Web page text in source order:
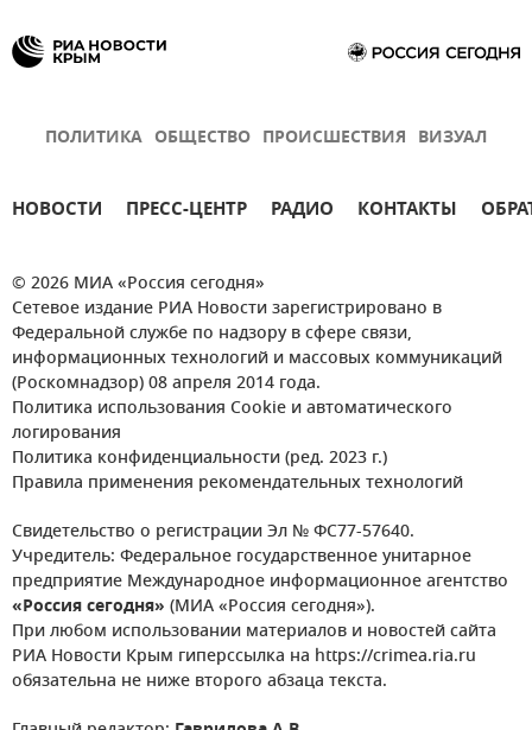
ПОЛИТИКА ОБЩЕСТВО ПРОИСШЕСТВИЯ ВИЗУАЛ
НОВОСТИ ПРЕСС-ЦЕНТР РАДИО КОНТАКТЫ
© 2026 МИА «Россия сегодня»
Сетевое издание РИА Новости зарегистрировано в
Федеральной службе по надзору в сфере связи,
информационных технологий и массовых коммуникаций
(Роскомнадзор) 08 апреля 2014 года.
Политика использования Cookie и автоматического
логирования
Политика конфиденциальности (ред. 2023 г.)
Правила применения рекомендательных технологий
Свидетельство о регистрации Эл № ФС77-57640.
Учредитель: Федеральное государственное унитарное
предприятие Международное информационное агентство
«Россия сегодня» (МИА «Россия сегодня»).
При любом использовании материалов и новостей сайта
РИА Новости Крым гиперссылка на https://crimea.ria.ru
обязательна не ниже второго абзаца текста.